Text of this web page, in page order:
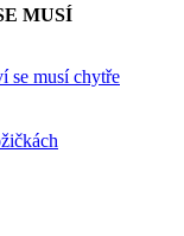
MUSÍ
se musí chytře